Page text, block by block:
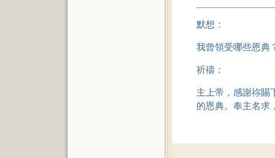
默想：
我曾領受哪些恩典
祈禱：
主上帝，感謝祢賜
的恩典。奉主名求